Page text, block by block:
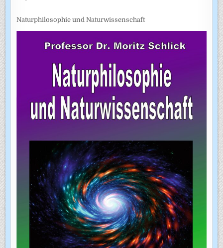
Naturphilosophie und Naturwissenschaft